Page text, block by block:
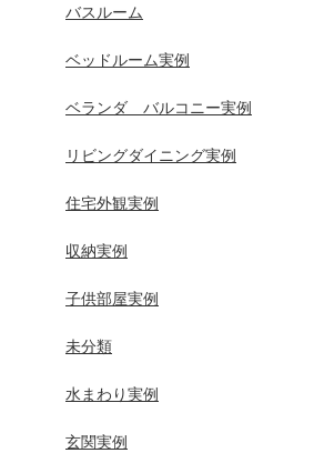
バスルーム
ベッドルーム実例
ベランダ バルコニー実例
リビングダイニング実例
住宅外観実例
収納実例
子供部屋実例
未分類
水まわり実例
玄関実例